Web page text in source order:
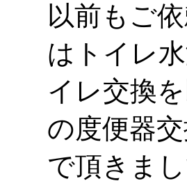
以前もご
はトイレ
イレ交換
の度便器
で頂きま